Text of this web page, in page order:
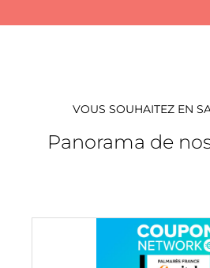
VOUS SOUHAITEZ EN
Panorama de